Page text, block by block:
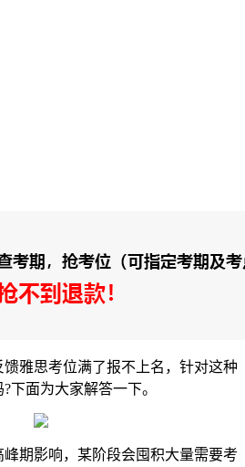
思考位满了报不上名，针对这种
下面为大家解答一下。
影响，某阶段会囤积大量需要考